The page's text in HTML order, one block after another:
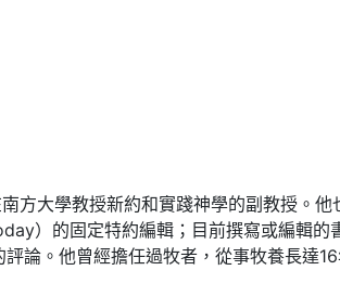
方大學教授新約和實踐神學的副教授。
）的固定特約編輯；目前撰寫或編輯的
論。他曾經擔任過牧者，從事牧養長達16